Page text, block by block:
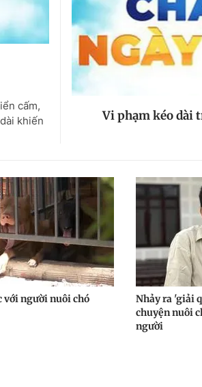
cấm,
khiến
Vi phạm kéo dài
với người nuôi chó
Nhảy ra 'giải
chuyện nuôi
người